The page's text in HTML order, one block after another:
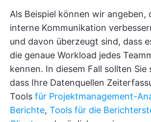
Als Beispiel können wir angeben,
interne Kommunikation
und davon überzeugt sind, dass
die genaue Workload jedes
kennen. In diesem Fall sollten Sie
dass Ihre Datenquellen
Tools für Projektmanagement-
Berichte, Tools für die